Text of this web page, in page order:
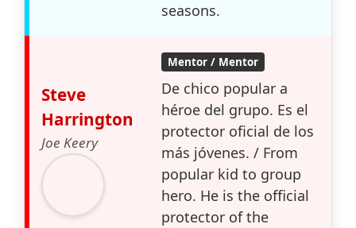
seasons.
Steve
Harrington
Joe Keery
Mentor / Mentor
De chico popular a
héroe del grupo. Es el
protector oficial de los
más jóvenes. / From
popular kid to group
hero. He is the official
protector of the